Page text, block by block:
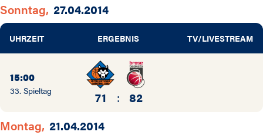
Sonntag, 27.04.2014
UHRZEIT ERGEBNIS TV/LIVESTREAM
15:00
33. Spieltag 71 : 82
Montag, 21.04.2014